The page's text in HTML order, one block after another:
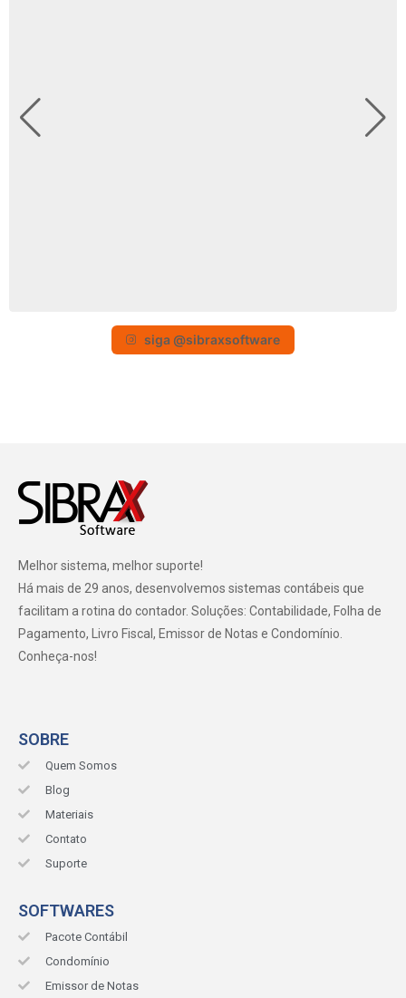
siga @sibraxsoftware
Melhor sistema, melhor suporte!
Há mais de 29 anos, desenvolvemos sistemas contábeis que
facilitam a rotina do contador. Soluções: Contabilidade, Folha de
Pagamento, Livro Fiscal, Emissor de Notas e Condomínio.
Conheça-nos!
SOBRE
Quem Somos
Blog
Materiais
Contato
Suporte
SOFTWARES
Pacote Contábil
Condomínio
Emissor de Notas